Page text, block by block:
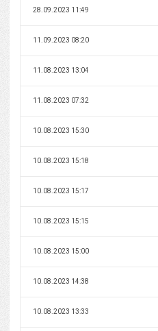
28.09.2023 11:49
11.09.2023 08:20
11.08.2023 13:04
11.08.2023 07:32
10.08.2023 15:30
10.08.2023 15:18
10.08.2023 15:17
10.08.2023 15:15
10.08.2023 15:00
10.08.2023 14:38
10.08.2023 13:33